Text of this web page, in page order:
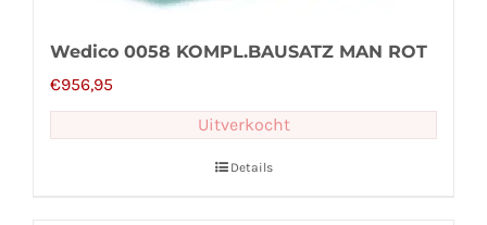
Wedico 0058 KOMPL.BAUSATZ MAN ROT
€956,95
Uitverkocht
Details